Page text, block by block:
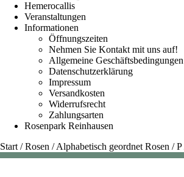
Hemerocallis
Veranstaltungen
Informationen
Öffnungszeiten
Nehmen Sie Kontakt mit uns auf!
Allgemeine Geschäftsbedingungen
Datenschutzerklärung
Impressum
Versandkosten
Widerrufsrecht
Zahlungsarten
Rosenpark Reinhausen
Start /Rosen /Alphabetisch geordnet Rosen /P